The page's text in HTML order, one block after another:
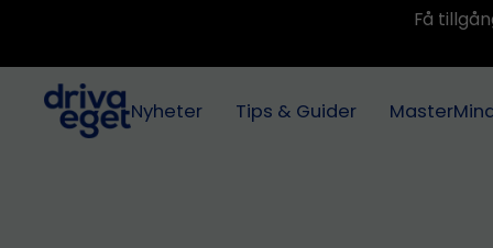
Få
Nyheter Tips & Guider